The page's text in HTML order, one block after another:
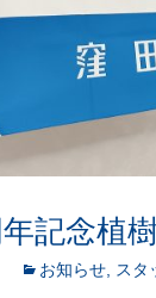
記念植
お知らせ スタ